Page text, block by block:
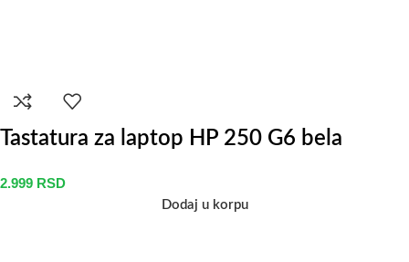
Tastatura za laptop HP 250 G6 bela
2.999 RSD
Dodaj u korpu